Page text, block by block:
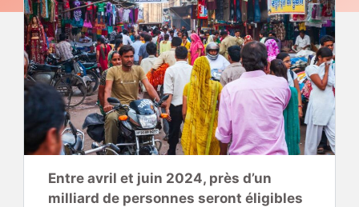
Entre avril et juin 2024, près d’un
milliard de personnes seront éligibles